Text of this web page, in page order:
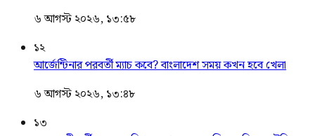
৬ আগস্ট ২০২৬, ১৩:৫৮
১২
আর্জেন্টিনার পরবর্তী ম্যাচ কবে? বাংলাদেশ সময় কখন হবে খেলা
৬ আগস্ট ২০২৬, ১৩:৪৮
১৩